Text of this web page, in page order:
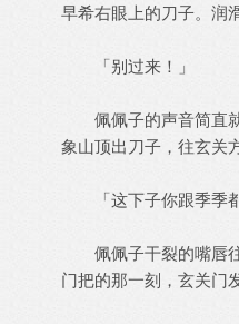
早希右眼上的刀子。润
「别过来！」
佩佩子的声音简直就
象山顶出刀子，往玄关
「这下子你跟季季都
佩佩子干裂的嘴唇往
门把的那一刻，玄关门